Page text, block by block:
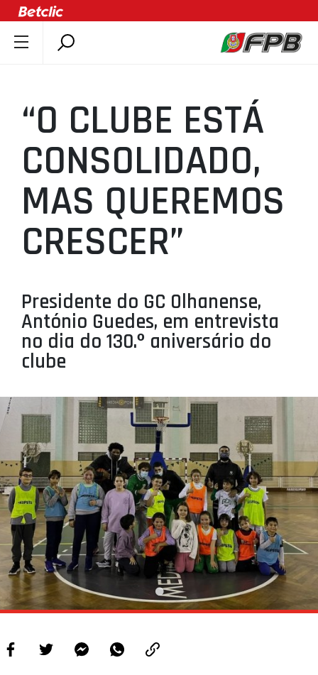
ÚLTIMAS
COMPETIÇÕES
ASSOCIAÇÕES
CLUBES
AGENTES
AGENDA
MINIBASQUETE
ÁREA TÉCNICA
PROJETOS
LIGA BETCLIC MASCULINA
LIGA BETCLIC FEMININA
“O CLUBE ESTÁ
CONSOLIDADO,
MAS QUEREMOS
CRESCER”
Presidente do GC Olhanense,
António Guedes, em entrevista
no dia do 130.º aniversário do
clube